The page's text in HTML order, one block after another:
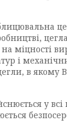
на міцності
і
в якому
у